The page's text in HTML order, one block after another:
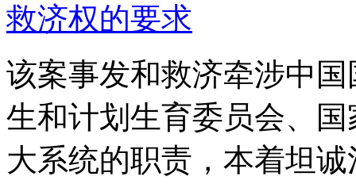
救济权的要求
该案事发和救济牵涉中
生和计划生育委员会、
大系统的职责，本着坦